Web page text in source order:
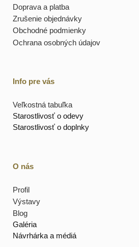
Doprava a platba
Zrušenie objednávky
Obchodné podmienky
Ochrana osobných údajov
Info pre vás
Veľkostná tabuľka
Starostlivosť o odevy
Starostlivosť o doplnky
O nás
Profil
Výstavy
Blog
Galéria
Návrhárka a médiá